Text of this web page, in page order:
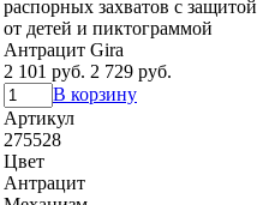
распорных захватов с защитой
от детей и пиктограммой
Антрацит Gira
2 101 руб. 2 729 руб.
В корзину
Артикул
275528
Цвет
Антрацит